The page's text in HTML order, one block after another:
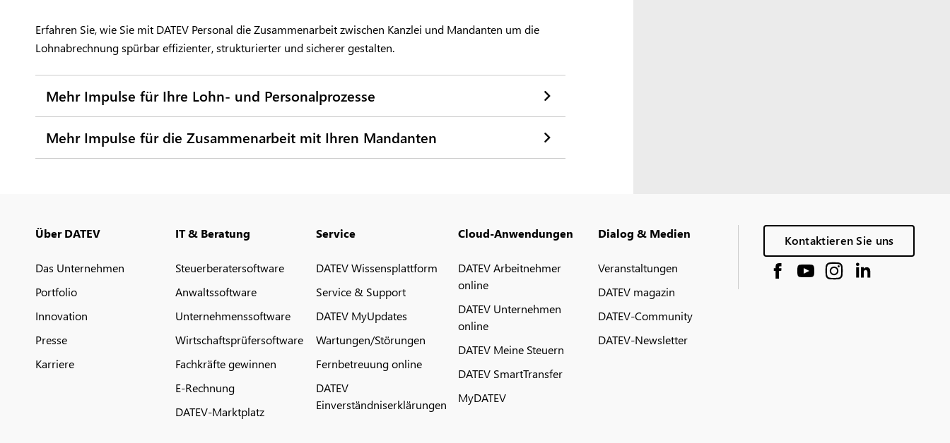
Erfahren Sie, wie Sie mit DATEV Personal die Zusammenarbeit zwischen Kanzlei und Mandanten um die
Lohnabrechnung spürbar effizienter, strukturierter und sicherer gestalten.
Mehr Impulse für Ihre Lohn- und Personalprozesse
Mehr Impulse für die Zusammenarbeit mit Ihren Mandanten
Über DATEV
Das Unternehmen
Portfolio
Innovation
Presse
Karriere
IT & Beratung
Steuerberatersoftware
Anwaltssoftware
Unternehmenssoftware
Wirtschaftsprüfersoftware
Fachkräfte gewinnen
E-Rechnung
DATEV-Marktplatz
Service
DATEV Wissensplattform
Service & Support
DATEV MyUpdates
Wartungen/Störungen
Fernbetreuung online
DATEV
Einverständniserklärungen
Cloud-Anwendungen
DATEV Arbeitnehmer
online
DATEV Unternehmen
online
DATEV Meine Steuern
DATEV SmartTransfer
MyDATEV
Dialog & Medien
Veranstaltungen
DATEV magazin
DATEV-Community
DATEV-Newsletter
Kontaktieren Sie uns